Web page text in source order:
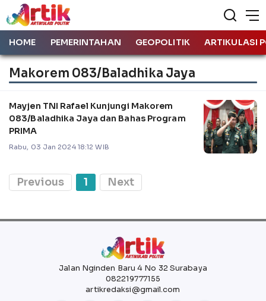
HOME PEMERINTAHAN GEOPOLITIK ARTIKULASI
Makorem 083/Baladhika Jaya
Mayjen TNI Rafael Kunjungi Makorem
083/Baladhika Jaya dan Bahas Program
PRIMA
Rabu, 03 Jan 2024 18:12 WIB
Previous 1 Next
Jalan Nginden Baru 4 No 32 Surabaya
082219777155
artikredaksi@gmail.com